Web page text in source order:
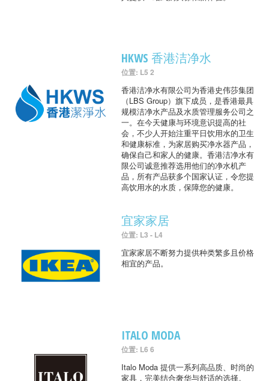
HKWS 香港洁净水
位置: L5 2
香港洁净水有限公司为香港史伟莎集团
（LBS Group）旗下成员，是香港最具
规模洁净水产品及水质管理服务公司之
一。在今天健康与环境意识提高的社
会，不少人开始注重平日饮用水的卫生
和健康标准，为家居购买净水器产品，
确保自己和家人的健康。香港洁净水有
限公司诚意推荐选用他们的净水机产
品，所有产品获多个国家认证，令您提
高饮用水的水质，保障您的健康。
宜家家居
位置: L3 - L4
宜家家居不断努力提供种类繁多且价格
相宜的产品。
ITALO MODA
位置: L6 6
Italo Moda 提供一系列高品质、时尚的
家具，完美结合奢华与舒适的选择。